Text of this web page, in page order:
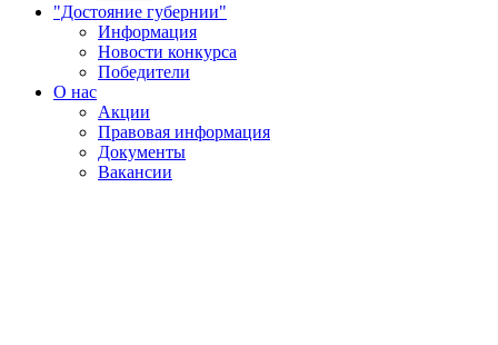
"Достояние губернии"
Информация
Новости конкурса
Победители
О нас
Акции
Правовая информация
Документы
Вакансии